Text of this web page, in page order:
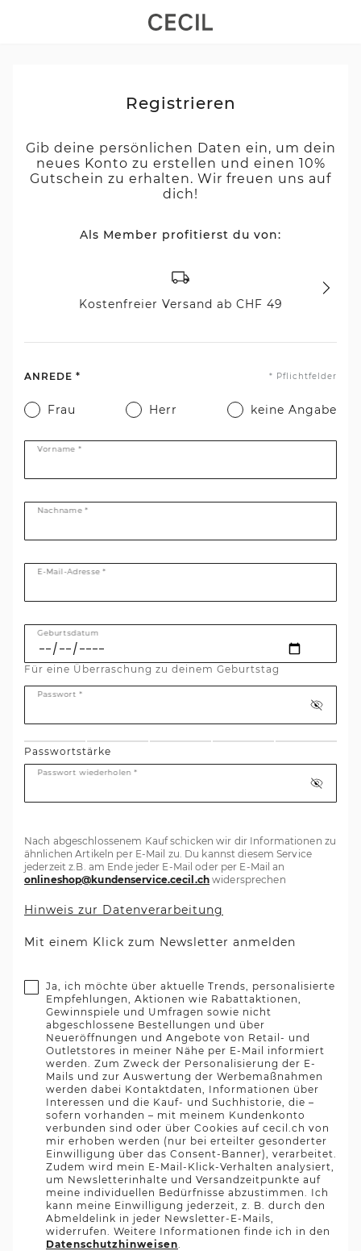
Registrieren
Gib deine persönlichen Daten ein, um dein
neues Konto zu erstellen und einen 10%
Gutschein zu erhalten. Wir freuen uns auf
dich!
Als Member profitierst du von:
Kostenfreier Versand ab CHF 49
ANREDE * * Pflichtfelder
Frau Herr keine Angabe
Vorname *
Nachname *
E-Mail-Adresse *
Geburtsdatum
Für eine Überraschung zu deinem Geburtstag
Passwort *
Passwortstärke
Passwort wiederholen *
Nach abgeschlossenem Kauf schicken wir dir Informationen zu
ähnlichen Artikeln per E-Mail zu. Du kannst diesem Service
jederzeit z.B. am Ende jeder E-Mail oder per E-Mail an
onlineshop@kundenservice.cecil.chwidersprechen
Hinweis zur Datenverarbeitung
Mit einem Klick zum Newsletter anmelden
Ja, ich möchte über aktuelle Trends, personalisierte
Empfehlungen, Aktionen wie Rabattaktionen,
Gewinnspiele und Umfragen sowie nicht
abgeschlossene Bestellungen und über
Neueröffnungen und Angebote von Retail- und
Outletstores in meiner Nähe per E-Mail informiert
werden. Zum Zweck der Personalisierung der E-
Mails und zur Auswertung der Werbemaßnahmen
werden dabei Kontaktdaten, Informationen über
Interessen und die Kauf- und Suchhistorie, die –
sofern vorhanden – mit meinem Kundenkonto
verbunden sind oder über Cookies auf cecil.ch von
mir erhoben werden (nur bei erteilter gesonderter
Einwilligung über das Consent-Banner), verarbeitet.
Zudem wird mein E-Mail-Klick-Verhalten analysiert,
um Newsletterinhalte und Versandzeitpunkte auf
meine individuellen Bedürfnisse abzustimmen. Ich
kann meine Einwilligung jederzeit, z. B. durch den
Abmeldelink in jeder Newsletter-E-Mails,
widerrufen. Weitere Informationen finde ich in den
Datenschutzhinweisen.